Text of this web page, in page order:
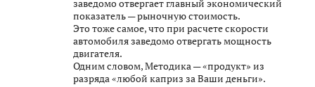
заведомо отвергает главный экономический
показатель — рыночную стоимость.
Это тоже самое, что при расчете скорости
автомобиля заведомо отвергать мощность
двигателя.
Одним словом, Методика — «продукт» из
разряда «любой каприз за Ваши деньги».